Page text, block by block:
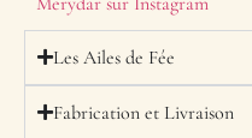
Les Ailes de Fée
Fabrication et Livraison